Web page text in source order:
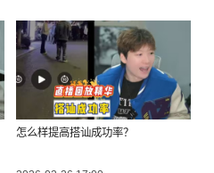
怎么样提高搭讪成功率？